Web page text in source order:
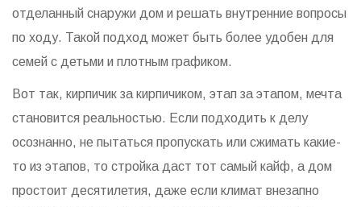
отделанный снаружи дом и решать внутренние вопросы
по ходу. Такой подход может быть более удобен для
семей с детьми и плотным графиком.
Вот так, кирпичик за кирпичиком, этап за этапом, мечта
становится реальностью. Если подходить к делу
осознанно, не пытаться пропускать или сжимать какие-
то из этапов, то стройка даст тот самый кайф, а дом
простоит десятилетия, даже если климат внезапно